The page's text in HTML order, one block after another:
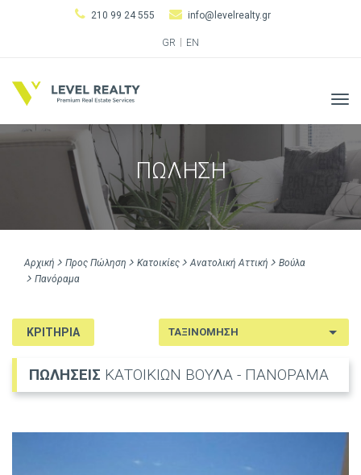
210 99 24 555 info@levelrealty.gr
GR EN
ΠΩΛΗΣΗ
Αρχική Προς Πώληση Κατοικίες Ανατολική Αττική
Βούλα
Πανόραμα
ΚΡΙΤΗΡΙΑ
ΠΩΛΗΣΕΙΣ ΚΑΤΟΙΚΙΩΝ ΒΟΥΛΑ - ΠΑΝΟΡΑΜΑ